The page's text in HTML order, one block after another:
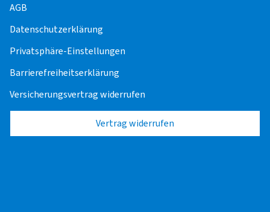
AGB
Datenschutzerklärung
Privatsphäre-Einstellungen
Barrierefreiheitserklärung
Versicherungsvertrag widerrufen
Vertrag widerrufen